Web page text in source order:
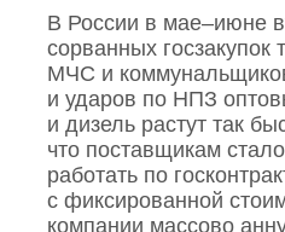
В России в мае–июне
сорванных госзакупок
МЧС и
и ударов по НПЗ
и дизель растут так
что поставщикам
работать по
с фиксированной
компании массово